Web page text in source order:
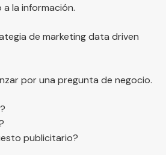
la información.
de marketing data driven
por una pregunta de negocio.
publicitario?